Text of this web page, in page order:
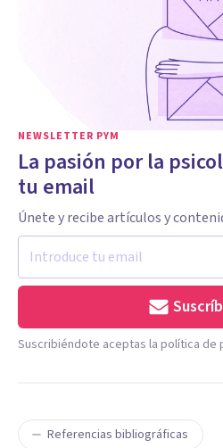
NEWSLETTER PYM
La pasión por la
tu email
Únete y recibe artículos y
Suscribiéndote aceptas la política de
Referencias bibliográficas